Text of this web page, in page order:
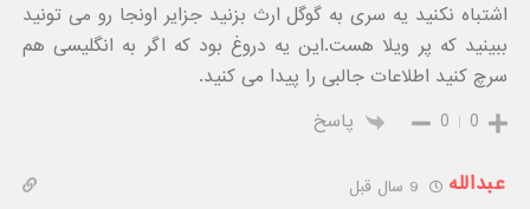
اشتباه نکنید یه سری به گوگل ارث بزنید جزایر اونجا رو می تونید
ببینید که پر ویلا هست.این یه دروغ بود که اگر به انگلیسی هم
سرچ کنید اطلاعات جالبی را پیدا می کنید.
0
0 پاسخ
عبدالله